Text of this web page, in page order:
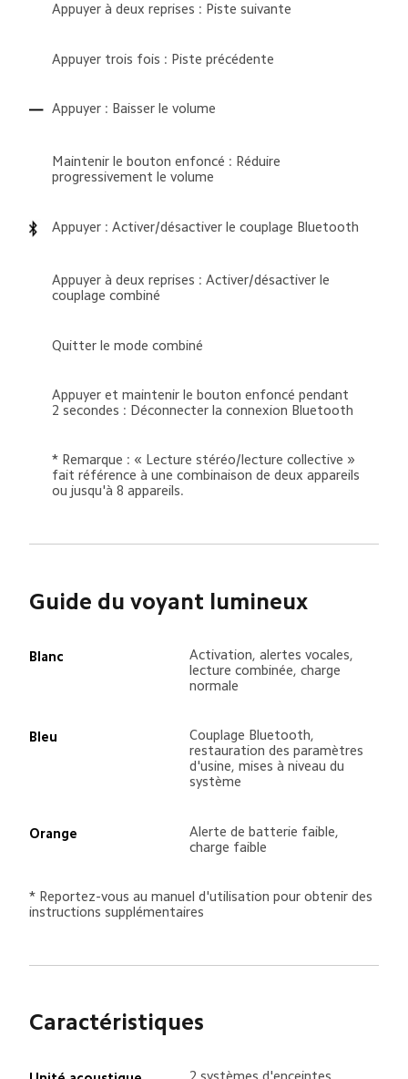
Appuyer à deux reprises : Piste suivante
Appuyer trois fois : Piste précédente
Appuyer : Baisser le volume
Maintenir le bouton enfoncé : Réduire
progressivement le volume
Appuyer : Activer/désactiver le couplage Bluetooth
Appuyer à deux reprises : Activer/désactiver le
couplage combiné
Quitter le mode combiné
Appuyer et maintenir le bouton enfoncé pendant
2 secondes : Déconnecter la connexion Bluetooth
* Remarque : « Lecture stéréo/lecture collective »
fait référence à une combinaison de deux appareils
ou jusqu'à 8 appareils.
Guide du voyant lumineux
Blanc
Activation, alertes vocales,
lecture combinée, charge
normale
Bleu
Couplage Bluetooth,
restauration des paramètres
d'usine, mises à niveau du
système
Orange
Alerte de batterie faible,
charge faible
* Reportez-vous au manuel d'utilisation pour obtenir des
instructions supplémentaires
Caractéristiques
2 systèmes d'enceintes